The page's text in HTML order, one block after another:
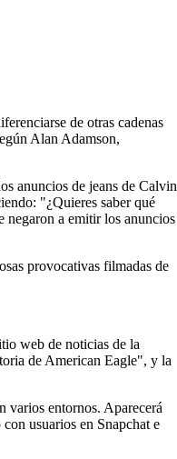
de otras cadenas
Alan Adamson,
anuncios de jeans de Calvin
"¿Quieres saber qué
negaron a emitir los anuncios
provocativas filmadas de
web de noticias de la
de American Eagle", y la
varios entornos. Aparecerá
usuarios en Snapchat e